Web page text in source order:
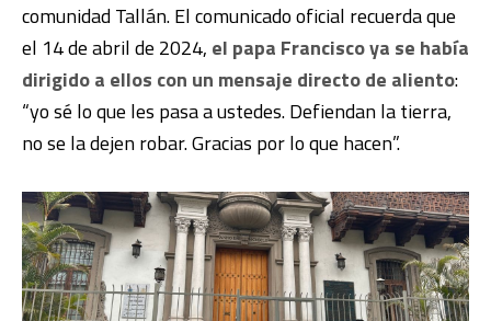
comunidad Tallán. El comunicado oficial recuerda que
el 14 de abril de 2024, el papa Francisco ya se había
dirigido a ellos con un mensaje directo de aliento:
“yo sé lo que les pasa a ustedes. Defiendan la tierra,
no se la dejen robar. Gracias por lo que hacen”.